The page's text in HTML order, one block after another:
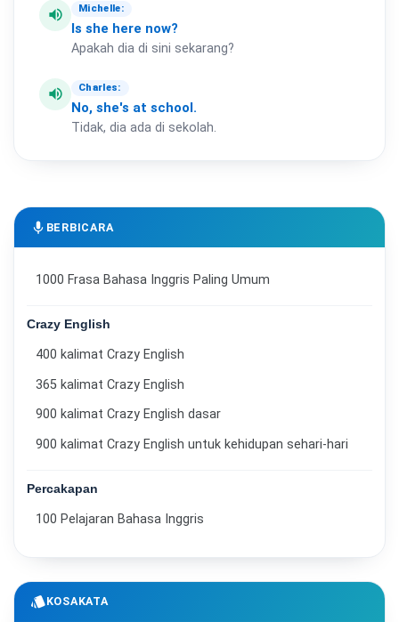
volume_up Michelle:
Is she here now?
Apakah dia di sini sekarang?
volume_up Charles:
No, she's at school.
Tidak, dia ada di sekolah.
mic BERBICARA
1000 Frasa Bahasa Inggris Paling Umum
Crazy English
400 kalimat Crazy English
365 kalimat Crazy English
900 kalimat Crazy English dasar
900 kalimat Crazy English untuk kehidupan sehari-hari
Percakapan
100 Pelajaran Bahasa Inggris
styleKOSAKATA